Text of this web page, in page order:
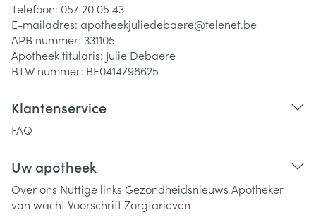
Telefoon: 057 20 05 43
E-mailadres: apotheekjuliedebaere@telenet.be
APB nummer: 331105
Apotheek titularis: Julie Debaere
BTW nummer: BE0414798625
Klantenservice
FAQ
Uw apotheek
Over ons Nuttige links Gezondheidsnieuws Apotheker
van wachtVoorschriftZorgtarieven